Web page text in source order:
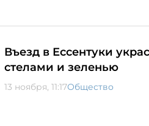
Въезд в Ессентуки
стелами и зеленью
13 ноября, 11:17Общество